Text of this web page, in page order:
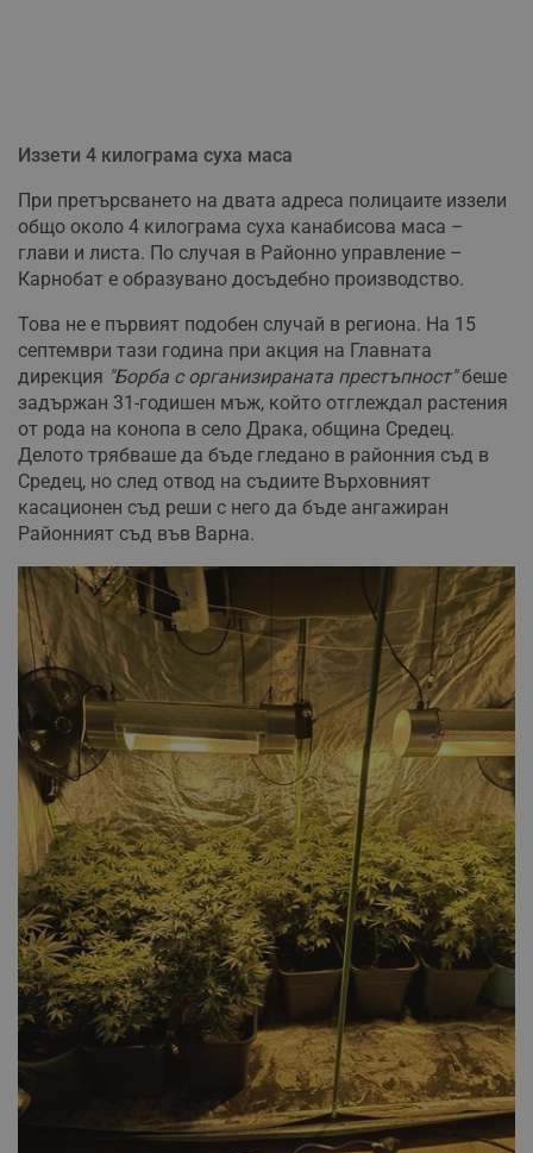
Иззети 4 килограма суха маса
При претърсването на двата адреса полицаите иззели
общо около 4 килограма суха канабисова маса –
глави и листа. По случая в Районно управление –
Карнобат е образувано досъдебно производство.
Това не е първият подобен случай в региона. На 15
септември тази година при акция на Главната
дирекция "Борба с организираната престъпност"беше
задържан 31-годишен мъж, който отглеждал растения
от рода на конопа в село Драка, община Средец.
Делото трябваше да бъде гледано в районния съд в
Средец, но след отвод на съдиите Върховният
касационен съд реши с него да бъде ангажиран
Районният съд във Варна.